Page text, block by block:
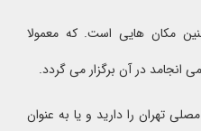
مکان هایی است. که معمولا
انجامد در آن برگزار می گردد.
تهران را دارید و یا به عنوان